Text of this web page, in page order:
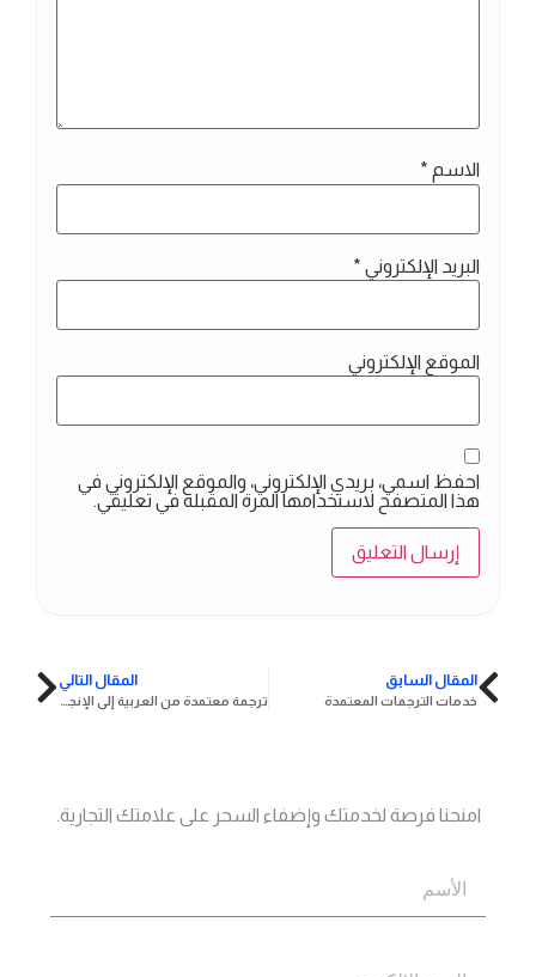
امنحنا فرصة لخدمتك وإضفاء السحر على علامتك التجارية.
الاسم *
البريد الإلكتروني *
الموقع الإلكتروني
احفظ اسمي، بريدي الإلكتروني، والموقع الإلكتروني في
هذا المتصفح لاستخدامها المرة المقبلة في تعليقي.
المقال السابق
خدمات الترجمات المعتمدة
المقال التالي